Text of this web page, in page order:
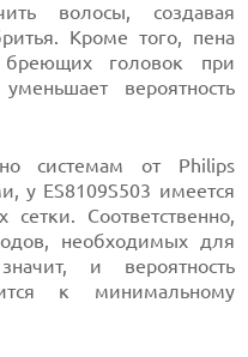
волосы, создавая
Кроме того, пена
головок при
вероятность
системам от Philips
у ES8109S503 имеется
Соответственно,
необходимых для
и вероятность
к минимальному